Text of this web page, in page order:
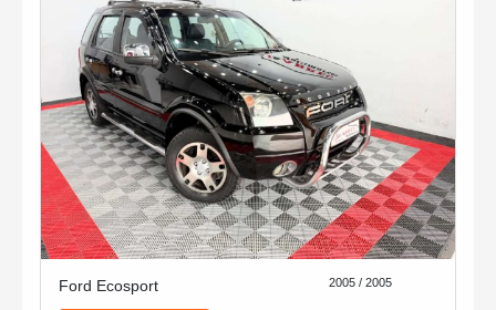
Ford Ecosport 2005 / 2005